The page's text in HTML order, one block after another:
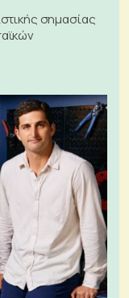
σημασίας